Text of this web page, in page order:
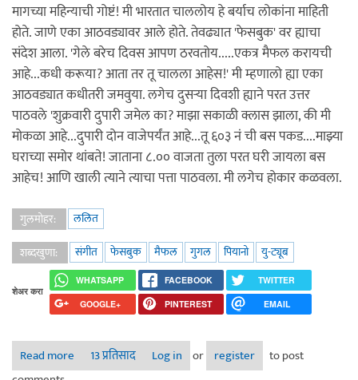
मागच्या महिन्याची गोष्टं! मी भारतात चाललोय हे बर्याच लोकांना माहिती
होते. जाणे एका आठवड्यावर आले होते. तेवढ्यात 'फेसबुक' वर ह्याचा
संदेश आला. 'गेले बरेच दिवस आपण ठरवतोय.....एकत्र मैफल करायची
आहे...कधी करूया? आता तर तू चालला आहेस!' मी म्हणालो ह्या एका
आठवड्यात कधीतरी जमवुया. लगेच दुसऱ्या दिवशी ह्याने परत उत्तर
पाठवले 'शुक्रवारी दुपारी जमेल का? माझा सकाळी क्लास झाला, की मी
मोकळा आहे...दुपारी दोन वाजेपर्यंत आहे...तू ६०३ नं ची बस पकड....माझ्या
घराच्या समोर थांबते! जाताना ८.०० वाजता तुला परत घरी जायला बस
आहेच! आणि खाली त्याने त्याचा पत्ता पाठवला. मी लगेच होकार कळवला.
गुलमोहर:
ललित
शब्दखुणा:
संगीत फेसबुक मैफल गुगल पियानो यु-ट्यूब
शेअर करा
WHATSAPP FACEBOOK
TWITTER
GOOGLE+
PINTEREST EMAIL
Read more about डेविड
13 प्रतिसाद Log in or register
to post